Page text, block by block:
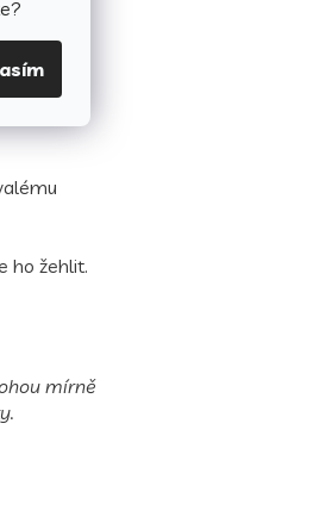
ho žehlit.
mírně